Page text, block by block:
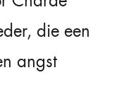
die een
angst